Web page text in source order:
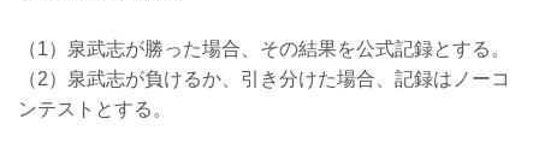
（1）泉武志が勝った場合、その結果を公式記録とする。
（2）泉武志が負けるか、引き分けた場合、記録はノーコ
ンテストとする。